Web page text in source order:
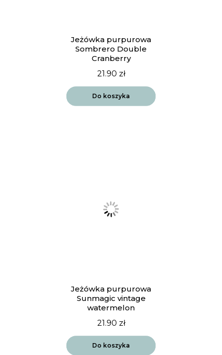
Jeżówka purpurowa
Sombrero Double
Cranberry
21.90 zł
Do koszyka
Jeżówka purpurowa
Sunmagic vintage
watermelon
21.90 zł
Do koszyka